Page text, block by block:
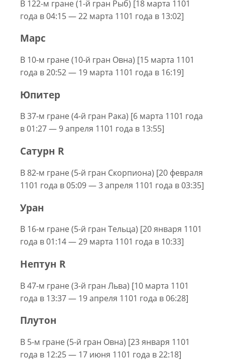
В 122-м гране (1-й гран Рыб) [18 марта 1101
года в 04:15 — 22 марта 1101 года в 13:02]
Марс
В 10-м гране (10-й гран Овна) [15 марта 1101
года в 20:52 — 19 марта 1101 года в 16:19]
Юпитер
В 37-м гране (4-й гран Рака) [6 марта 1101 года
в 01:27 — 9 апреля 1101 года в 13:55]
Сатурн R
В 82-м гране (5-й гран Скорпиона) [20 февраля
1101 года в 05:09 — 3 апреля 1101 года в 03:35]
Уран
В 16-м гране (5-й гран Тельца) [20 января 1101
года в 01:14 — 29 марта 1101 года в 10:33]
Нептун R
В 47-м гране (3-й гран Льва) [10 марта 1101
года в 13:37 — 19 апреля 1101 года в 06:28]
Плутон
В 5-м гране (5-й гран Овна) [23 января 1101
года в 12:25 — 17 июня 1101 года в 22:18]